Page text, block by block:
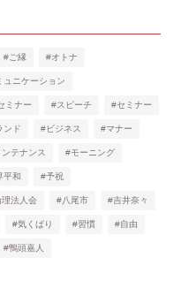
#ご縁 #オトナ
ュニケーション
ミナー #スピーチ #セミナー
ンド #ビジネス #マナー
テナンス #モーニング
平和 #予祝
理法人会 #八尾市 #吉井奈々
#気くばり #習慣 #自由
#鴨頭嘉人